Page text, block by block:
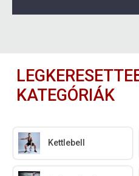
KATEGÓRIÁK
Kettlebell